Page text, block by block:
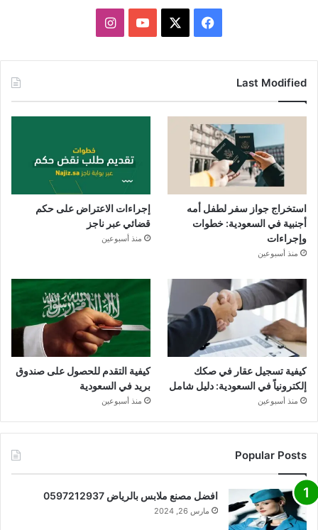
فيسبوك يوتيوبانستقرام
Last Modified
استخراج جواز سفر لطفل أمه
أجنبية في السعودية: خطوات
وإجراءات
منذ أسبوعين
إجراءات الاعتراض على حكم
قضائي عبر ناجز
منذ أسبوعين
كيفية تسجيل عقار في صكك
إلكترونياً في السعودية: دليل شامل
منذ أسبوعين
كيفية التقدم للحصول على صندوق
بريد في السعودية
منذ أسبوعين
Popular Posts
افضل مصنع ملابس بالرياض 0597212937
مارس 26, 2024